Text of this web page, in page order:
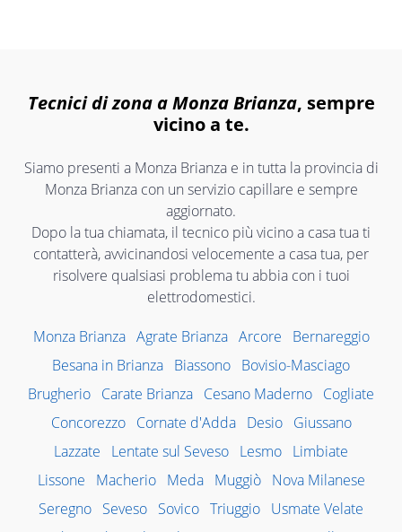
Tecnici di zona a Monza Brianza, sempre
vicino a te.
Siamo presenti a Monza Brianza e in tutta la provincia di
Monza Brianza con un servizio capillare e sempre
aggiornato.
Dopo la tua chiamata, il tecnico più vicino a casa tua ti
contatterà, avvicinandosi velocemente a casa tua, per
risolvere qualsiasi problema tu abbia con i tuoi
elettrodomestici.
Monza Brianza Agrate Brianza Arcore
Bernareggio
Besana in Brianza Biassono Bovisio-Masciago
Brugherio Carate Brianza Cesano Maderno Cogliate
Concorezzo
Cornate d'Adda Desio
Giussano
Lazzate
Lentate sul Seveso Lesmo Limbiate
Lissone
Macherio Meda Muggiò
Nova Milanese
Seregno Seveso Sovico Triuggio Usmate Velate